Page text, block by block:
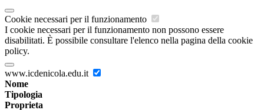
Cookie necessari per il funzionamento
I cookie necessari per il funzionamento non possono essere
disabilitati. È possibile consultare l'elenco nella pagina della cookie
policy.
www.icdenicola.edu.it
Nome
Tipologia
Proprieta